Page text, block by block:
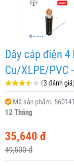
Dây cáp điện
Cu/XLPE/PVC
(3 đánh giá)
Mã sản phẩm:
12 Tháng
35,640 đ
49,500 đ